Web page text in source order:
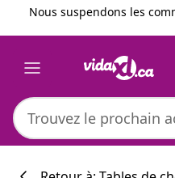
Précédent
Suivant
Nous suspendons les